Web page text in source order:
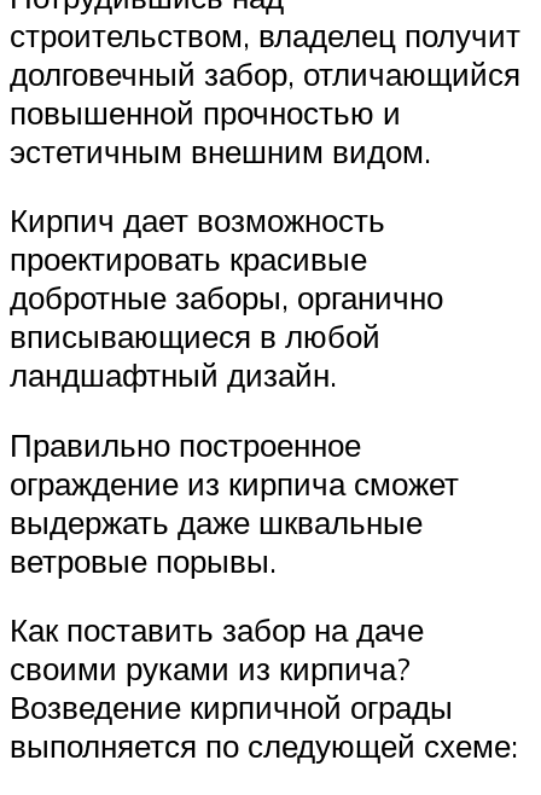
строительством, владелец получит
долговечный забор, отличающийся
повышенной прочностью и
эстетичным внешним видом.
Кирпич дает возможность
проектировать красивые
добротные заборы, органично
вписывающиеся в любой
ландшафтный дизайн.
Правильно построенное
ограждение из кирпича сможет
выдержать даже шквальные
ветровые порывы.
Как поставить забор на даче
своими руками из кирпича?
Возведение кирпичной ограды
выполняется по следующей схеме: